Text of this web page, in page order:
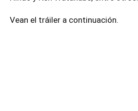
Vean el tráiler a continuación.